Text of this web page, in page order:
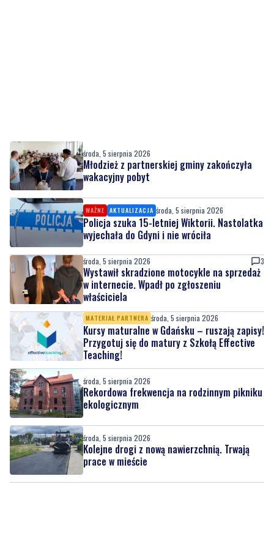
WAŻNE AKTUALIZACJA środa, 5 sierpnia 2026
Policja szuka 15-letniej Wiktorii. Nastolatka
wyjechała do Gdyni i nie wróciła
środa, 5 sierpnia 2026 3
Wystawił skradzione motocykle na sprzedaż
w internecie. Wpadł po zgłoszeniu
właściciela
MATERIAŁ PARTNERA środa, 5 sierpnia 2026
Kursy maturalne w Gdańsku – ruszają zapisy!
Przygotuj się do matury z Szkołą Effective
Teaching!
środa, 5 sierpnia 2026
Rekordowa frekwencja na rodzinnym pikniku
ekologicznym
środa, 5 sierpnia 2026
Kolejne drogi z nową nawierzchnią. Trwają